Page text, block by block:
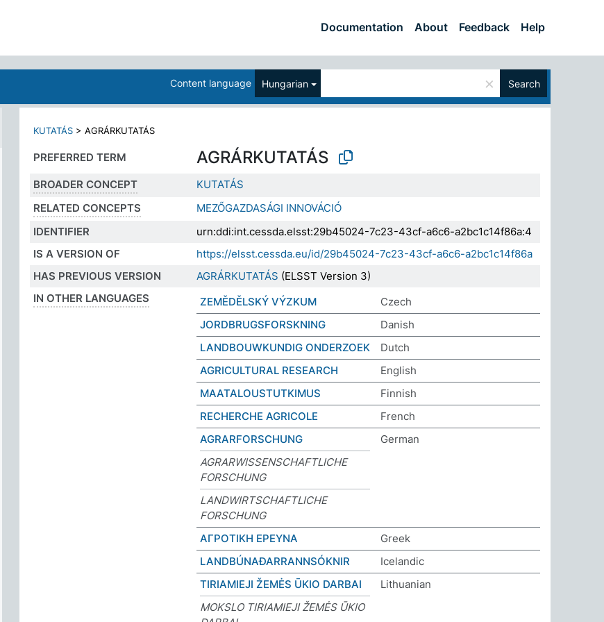
Documentation About Feedback Help
Content language Hungarian × Search
KUTATÁS > AGRÁRKUTATÁS
PREFERRED TERM AGRÁRKUTATÁS
BROADER CONCEPT
KUTATÁS
RELATED CONCEPTS
MEZŐGAZDASÁGI INNOVÁCIÓ
IDENTIFIER
urn:ddi:int.cessda.elsst:29b45024-7c23-43cf-a6c6-a2bc1c14f86a:4
IS A VERSION OF
https://elsst.cessda.eu/id/29b45024-7c23-43cf-a6c6-a2bc1c14f86a
HAS PREVIOUS VERSION
AGRÁRKUTATÁS (ELSST Version 3)
IN OTHER LANGUAGES
ZEMĚDĚLSKÝ VÝZKUM
Czech
JORDBRUGSFORSKNING
Danish
LANDBOUWKUNDIG ONDERZOEK
Dutch
AGRICULTURAL RESEARCH
English
MAATALOUSTUTKIMUS
Finnish
RECHERCHE AGRICOLE
French
AGRARFORSCHUNG
German
AGRARWISSENSCHAFTLICHE
FORSCHUNG
LANDWIRTSCHAFTLICHE
FORSCHUNG
ΑΓΡΟΤΙΚΗ ΕΡΕΥΝΑ
Greek
LANDBÚNAÐARRANNSÓKNIR
Icelandic
TIRIAMIEJI ŽEMĖS ŪKIO DARBAI
Lithuanian
MOKSLO TIRIAMIEJI ŽEMĖS ŪKIO